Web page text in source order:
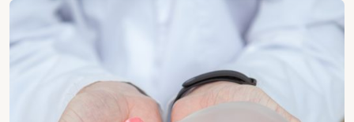
Chirurgia plastica